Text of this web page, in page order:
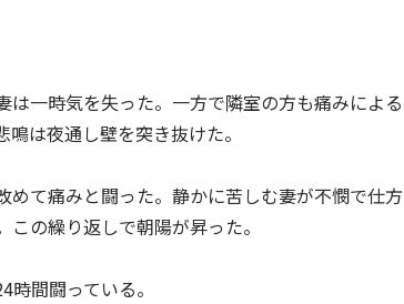
一時気を失った。一方で隣室の方も痛みによる
は夜通し壁を突き抜けた。
て痛みと闘った。静かに苦しむ妻が不憫で仕方
の繰り返しで朝陽が昇った。
間闘っている。